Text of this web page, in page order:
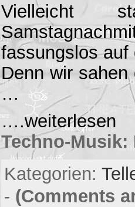
Vielleicht
fassungslos auf
Denn wir
…
….weiterlesen
Techno-Musik:
Kategorien:
- (Comments